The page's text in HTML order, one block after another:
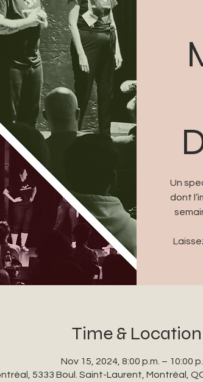
Un
dont
Time & Location
Nov 15, 2024, 8:00 p.m. – 10:00
5333 Boul. Saint-Laurent, Montréal,